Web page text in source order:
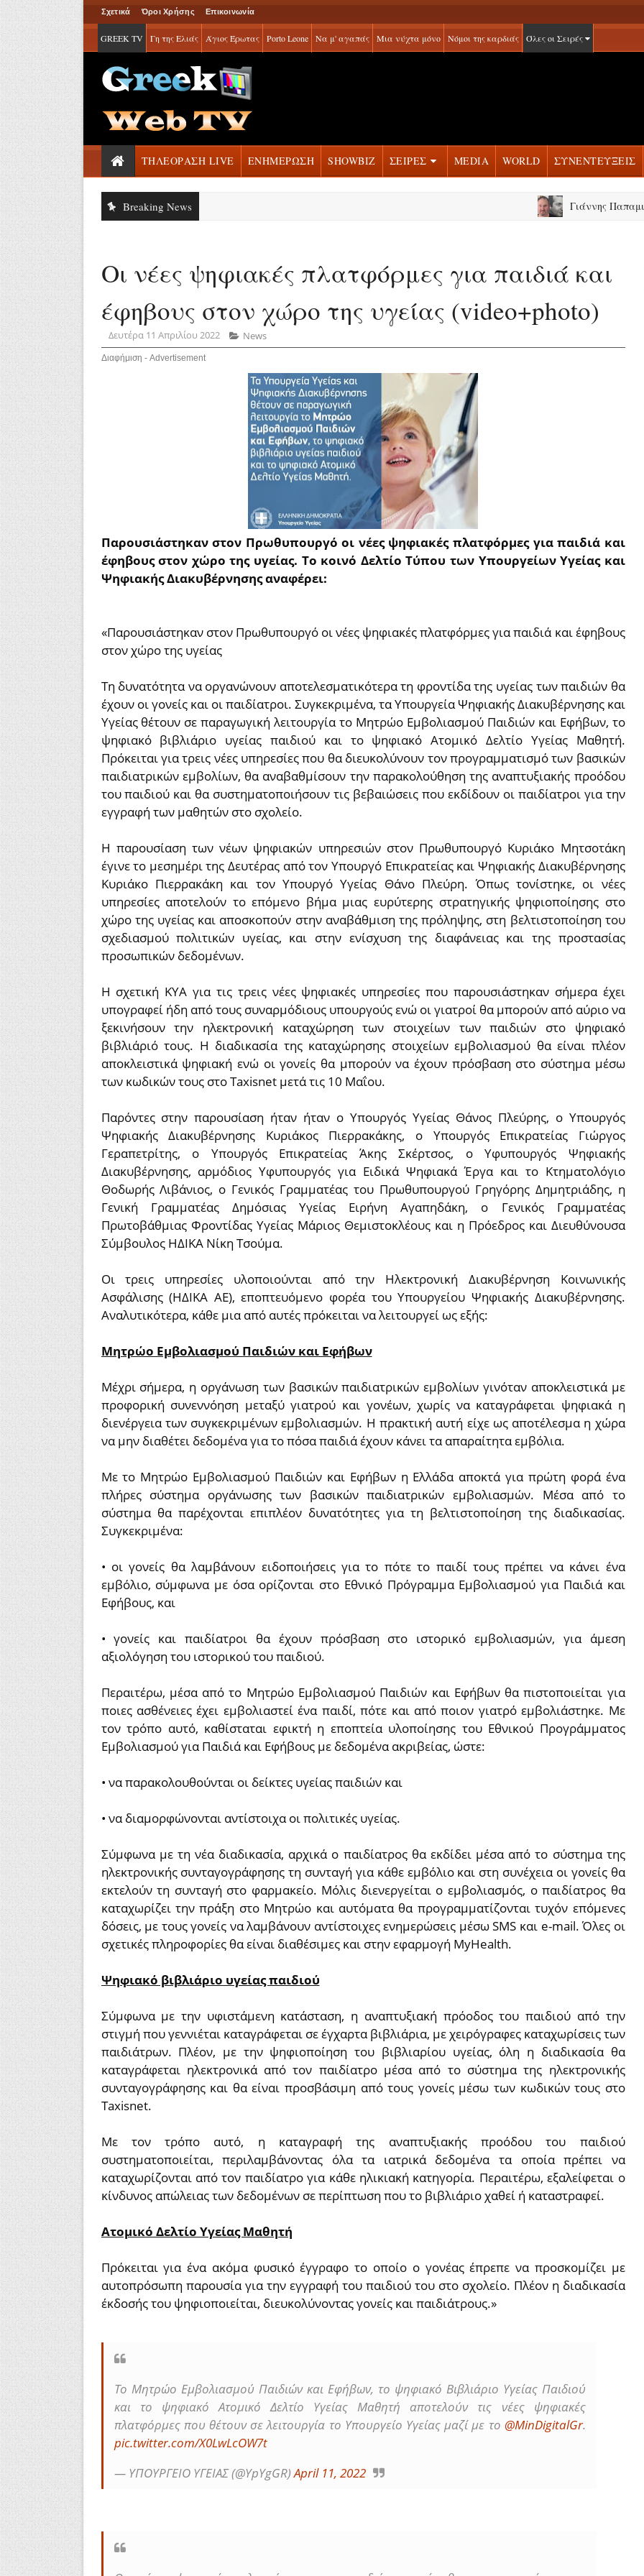
Σχετικά Όροι Χρήσης Επικοινωνία
GREEK TV Γη της Ελιάς Άγιος Έρωτας Porto Leone Να μ' αγαπάς Μια νύχτα μόνο Νόμοι της καρδιάς Όλες οι Σειρές
ΤΗΛΕΟΡΑΣΗ LIVE ΕΝΗΜΕΡΩΣΗ SHOWBIZ ΣΕΙΡΕΣ MEDIA WORLD ΣΥΝΕΝΤΕΥΞΕΙΣ
Breaking News Γιάννης Παπαμιχαήλ:
Οι νέες ψηφιακές πλατφόρμες για παιδιά και
έφηβους στον χώρο της υγείας (video+photo)
Δευτέρα 11 Απριλίου 2022 News
Διαφήμιση - Advertisement
Παρουσιάστηκαν στον Πρωθυπουργό οι νέες ψηφιακές πλατφόρμες για παιδιά και
έφηβους στον χώρο της υγείας. Το κοινό Δελτίο Τύπου των Υπουργείων Υγείας και
Ψηφιακής Διακυβέρνησης αναφέρει:
«Παρουσιάστηκαν στον Πρωθυπουργό οι νέες ψηφιακές πλατφόρμες για παιδιά και έφηβους
στον χώρο της υγείας
Τη δυνατότητα να οργανώνουν αποτελεσματικότερα τη φροντίδα της υγείας των παιδιών θα
έχουν οι γονείς και οι παιδίατροι. Συγκεκριμένα, τα Υπουργεία Ψηφιακής Διακυβέρνησης και
Υγείας θέτουν σε παραγωγική λειτουργία το Μητρώο Εμβολιασμού Παιδιών και Εφήβων, το
ψηφιακό βιβλιάριο υγείας παιδιού και το ψηφιακό Ατομικό Δελτίο Υγείας Μαθητή.
Πρόκειται για τρεις νέες υπηρεσίες που θα διευκολύνουν τον προγραμματισμό των βασικών
παιδιατρικών εμβολίων, θα αναβαθμίσουν την παρακολούθηση της αναπτυξιακής προόδου
του παιδιού και θα συστηματοποιήσουν τις βεβαιώσεις που εκδίδουν οι παιδίατροι για την
εγγραφή των μαθητών στο σχολείο.
Η παρουσίαση των νέων ψηφιακών υπηρεσιών στον Πρωθυπουργό Κυριάκο Μητσοτάκη
έγινε το μεσημέρι της Δευτέρας από τον Υπουργό Επικρατείας και Ψηφιακής Διακυβέρνησης
Κυριάκο Πιερρακάκη και τον Υπουργό Υγείας Θάνο Πλεύρη. Όπως τονίστηκε, οι νέες
υπηρεσίες αποτελούν το επόμενο βήμα μιας ευρύτερης στρατηγικής ψηφιοποίησης στο
χώρο της υγείας και αποσκοπούν στην αναβάθμιση της πρόληψης, στη βελτιστοποίηση του
σχεδιασμού πολιτικών υγείας, και στην ενίσχυση της διαφάνειας και της προστασίας
προσωπικών δεδομένων.
Η σχετική ΚΥΑ για τις τρεις νέες ψηφιακές υπηρεσίες που παρουσιάστηκαν σήμερα έχει
υπογραφεί ήδη από τους συναρμόδιους υπουργούς ενώ οι γιατροί θα μπορούν από αύριο να
ξεκινήσουν την ηλεκτρονική καταχώρηση των στοιχείων των παιδιών στο ψηφιακό
βιβλιάριό τους. Η διαδικασία της καταχώρησης στοιχείων εμβολιασμού θα είναι πλέον
αποκλειστικά ψηφιακή ενώ οι γονείς θα μπορούν να έχουν πρόσβαση στο σύστημα μέσω
των κωδικών τους στο Taxisnet μετά τις 10 Μαΐου.
Παρόντες στην παρουσίαση ήταν ήταν ο Υπουργός Υγείας Θάνος Πλεύρης, ο Υπουργός
Ψηφιακής Διακυβέρνησης Κυριάκος Πιερρακάκης, ο Υπουργός Επικρατείας Γιώργος
Γεραπετρίτης, ο Υπουργός Επικρατείας Άκης Σκέρτσος, ο Υφυπουργός Ψηφιακής
Διακυβέρνησης, αρμόδιος Υφυπουργός για Ειδικά Ψηφιακά Έργα και το Κτηματολόγιο
Θοδωρής Λιβάνιος, ο Γενικός Γραμματέας του Πρωθυπουργού Γρηγόρης Δημητριάδης, η
Γενική Γραμματέας Δημόσιας Υγείας Ειρήνη Αγαπηδάκη, ο Γενικός Γραμματέας
Πρωτοβάθμιας Φροντίδας Υγείας Μάριος Θεμιστοκλέους και η Πρόεδρος και Διευθύνουσα
Σύμβουλος ΗΔΙΚΑ Νίκη Τσούμα.
Οι τρεις υπηρεσίες υλοποιούνται από την Ηλεκτρονική Διακυβέρνηση Κοινωνικής
Ασφάλισης (ΗΔΙΚΑ ΑΕ), εποπτευόμενο φορέα του Υπουργείου Ψηφιακής Διακυβέρνησης.
Αναλυτικότερα, κάθε μια από αυτές πρόκειται να λειτουργεί ως εξής:
Μητρώο Εμβολιασμού Παιδιών και Εφήβων
Μέχρι σήμερα, η οργάνωση των βασικών παιδιατρικών εμβολίων γινόταν αποκλειστικά με
προφορική συνεννόηση μεταξύ γιατρού και γονέων, χωρίς να καταγράφεται ψηφιακά η
διενέργεια των συγκεκριμένων εμβολιασμών. Η πρακτική αυτή είχε ως αποτέλεσμα η χώρα
να μην διαθέτει δεδομένα για το πόσα παιδιά έχουν κάνει τα απαραίτητα εμβόλια.
Με το Μητρώο Εμβολιασμού Παιδιών και Εφήβων η Ελλάδα αποκτά για πρώτη φορά ένα
πλήρες σύστημα οργάνωσης των βασικών παιδιατρικών εμβολιασμών. Μέσα από το
σύστημα θα παρέχονται επιπλέον δυνατότητες για τη βελτιστοποίηση της διαδικασίας.
Συγκεκριμένα:
• οι γονείς θα λαμβάνουν ειδοποιήσεις για το πότε το παιδί τους πρέπει να κάνει ένα
εμβόλιο, σύμφωνα με όσα ορίζονται στο Εθνικό Πρόγραμμα Εμβολιασμού για Παιδιά και
Εφήβους, και
• γονείς και παιδίατροι θα έχουν πρόσβαση στο ιστορικό εμβολιασμών, για άμεση
αξιολόγηση του ιστορικού του παιδιού.
Περαιτέρω, μέσα από το Μητρώο Εμβολιασμού Παιδιών και Εφήβων θα πιστοποιείται για
ποιες ασθένειες έχει εμβολιαστεί ένα παιδί, πότε και από ποιον γιατρό εμβολιάστηκε. Με
τον τρόπο αυτό, καθίσταται εφικτή η εποπτεία υλοποίησης του Εθνικού Προγράμματος
Εμβολιασμού για Παιδιά και Εφήβους με δεδομένα ακριβείας, ώστε:
• να παρακολουθούνται οι δείκτες υγείας παιδιών και
• να διαμορφώνονται αντίστοιχα οι πολιτικές υγείας.
Σύμφωνα με τη νέα διαδικασία, αρχικά ο παιδίατρος θα εκδίδει μέσα από το σύστημα της
ηλεκτρονικής συνταγογράφησης τη συνταγή για κάθε εμβόλιο και στη συνέχεια οι γονείς θα
εκτελούν τη συνταγή στο φαρμακείο. Μόλις διενεργείται ο εμβολιασμός, ο παιδίατρος θα
καταχωρίζει την πράξη στο Μητρώο και αυτόματα θα προγραμματίζονται τυχόν επόμενες
δόσεις, με τους γονείς να λαμβάνουν αντίστοιχες ενημερώσεις μέσω SMS και e-mail. Όλες οι
σχετικές πληροφορίες θα είναι διαθέσιμες και στην εφαρμογή MyHealth.
Ψηφιακό βιβλιάριο υγείας παιδιού
Σύμφωνα με την υφιστάμενη κατάσταση, η αναπτυξιακή πρόοδος του παιδιού από την
στιγμή που γεννιέται καταγράφεται σε έγχαρτα βιβλιάρια, με χειρόγραφες καταχωρίσεις των
παιδιάτρων. Πλέον, με την ψηφιοποίηση του βιβλιαρίου υγείας, όλη η διαδικασία θα
καταγράφεται ηλεκτρονικά από τον παιδίατρο μέσα από το σύστημα της ηλεκτρονικής
συνταγογράφησης και θα είναι προσβάσιμη από τους γονείς μέσω των κωδικών τους στο
Taxisnet.
Με τον τρόπο αυτό, η καταγραφή της αναπτυξιακής προόδου του παιδιού
συστηματοποιείται, περιλαμβάνοντας όλα τα ιατρικά δεδομένα τα οποία πρέπει να
καταχωρίζονται από τον παιδίατρο για κάθε ηλικιακή κατηγορία. Περαιτέρω, εξαλείφεται ο
κίνδυνος απώλειας των δεδομένων σε περίπτωση που το βιβλιάριο χαθεί ή καταστραφεί.
Ατομικό Δελτίο Υγείας Μαθητή
Πρόκειται για ένα ακόμα φυσικό έγγραφο το οποίο ο γονέας έπρεπε να προσκομίζει με
αυτοπρόσωπη παρουσία για την εγγραφή του παιδιού του στο σχολείο. Πλέον η διαδικασία
έκδοσής του ψηφιοποιείται, διευκολύνοντας γονείς και παιδιάτρους.»
Το Μητρώο Εμβολιασμού Παιδιών και Εφήβων, το ψηφιακό Βιβλιάριο Υγείας Παιδιού
και το ψηφιακό Ατομικό Δελτίο Υγείας Μαθητή αποτελούν τις νέες ψηφιακές
πλατφόρμες που θέτουν σε λειτουργία το Υπουργείο Υγείας μαζί με το @MinDigitalGr.
pic.twitter.com/X0LwLcOW7t
— ΥΠΟΥΡΓΕΙΟ ΥΓΕΙΑΣ (@YpYgGR)April 11, 2022